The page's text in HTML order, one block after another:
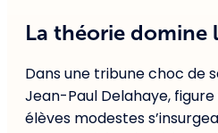
La théorie domine
Dans une tribune choc de
Jean-Paul Delahaye,
élèves modestes